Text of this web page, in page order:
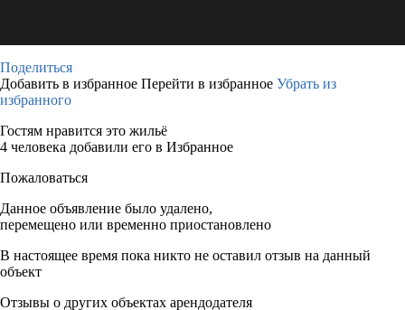
Поделиться
Добавить в избранное Перейти в избранное Убрать из
избранного
Гостям нравится это жильё
4 человека добавили его в Избранное
Пожаловаться
Данное объявление было удалено,
перемещено или временно приостановлено
В настоящее время пока никто не оставил отзыв на данный
объект
Отзывы о других объектах арендодателя